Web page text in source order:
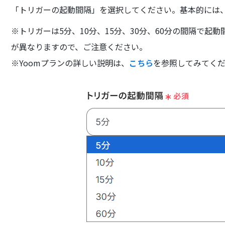
「トリガーの起動間隔」を選択してください。基本的に
※トリガーは5分、10分、15分、30分、60分の間隔で起
が異なりますので、ご注意ください。
※Yoomプランの詳しい説明は、 こちらを参照してみてく